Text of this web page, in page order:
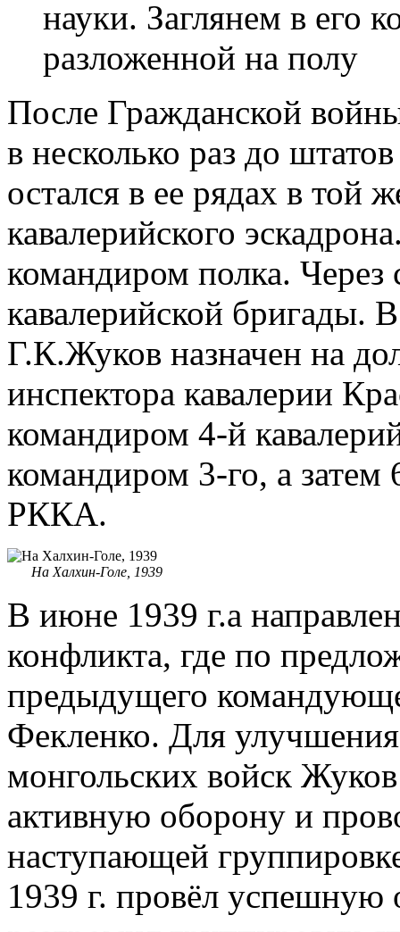
науки. Заглянем в его
разложенной на полу
После Гражданской
в несколько раз до
остался в ее рядах в той
кавалерийского
командиром полка.
кавалерийской бригады.
Г.К.Жуков назначен на
инспектора кавалерии
командиром 4-й
командиром 3-го, а затем
РККА.
На Халхин-Голе, 1939
В июне 1939 г.а
конфликта, где по
предыдущего
Фекленко. Для улучшения
монгольских войск
активную оборону и
наступающей
1939 г. провёл